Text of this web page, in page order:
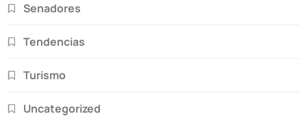
Senadores
Tendencias
Turismo
Uncategorized